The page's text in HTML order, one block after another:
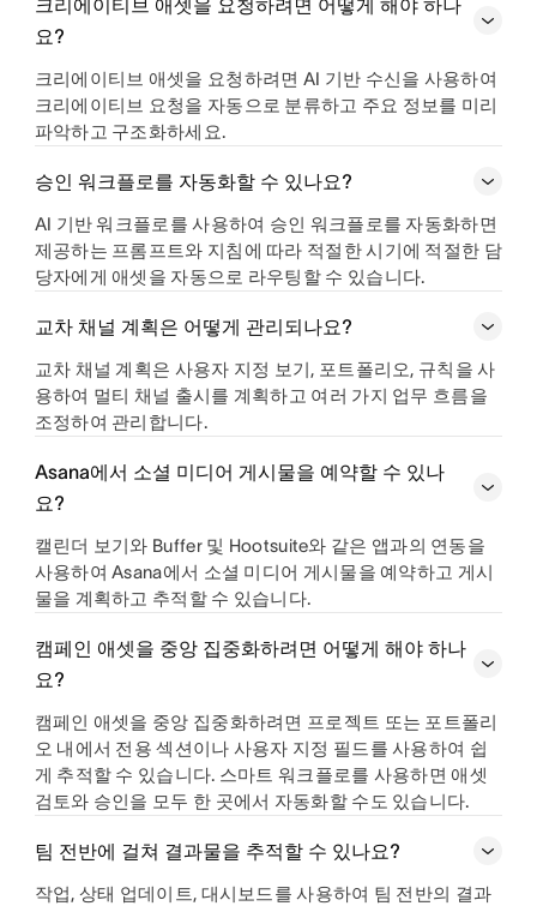
크리에이티브 애셋을 요청하려면 어떻게 해야 하나
요?
크리에이티브 애셋을 요청하려면 AI 기반 수신을 사용하여
크리에이티브 요청을 자동으로 분류하고 주요 정보를 미리
파악하고 구조화하세요.
승인 워크플로를 자동화할 수 있나요?
AI 기반 워크플로를 사용하여 승인 워크플로를 자동화하면
제공하는 프롬프트와 지침에 따라 적절한 시기에 적절한 담
당자에게 애셋을 자동으로 라우팅할 수 있습니다.
교차 채널 계획은 어떻게 관리되나요?
교차 채널 계획은 사용자 지정 보기, 포트폴리오, 규칙을 사
용하여 멀티 채널 출시를 계획하고 여러 가지 업무 흐름을
조정하여 관리합니다.
Asana에서 소셜 미디어 게시물을 예약할 수 있나
요?
캘린더 보기와 Buffer 및 Hootsuite와 같은 앱과의 연동을
사용하여 Asana에서 소셜 미디어 게시물을 예약하고 게시
물을 계획하고 추적할 수 있습니다.
캠페인 애셋을 중앙 집중화하려면 어떻게 해야 하나
요?
캠페인 애셋을 중앙 집중화하려면 프로젝트 또는 포트폴리
오 내에서 전용 섹션이나 사용자 지정 필드를 사용하여 쉽
게 추적할 수 있습니다. 스마트 워크플로를 사용하면 애셋
검토와 승인을 모두 한 곳에서 자동화할 수도 있습니다.
팀 전반에 걸쳐 결과물을 추적할 수 있나요?
작업, 상태 업데이트, 대시보드를 사용하여 팀 전반의 결과